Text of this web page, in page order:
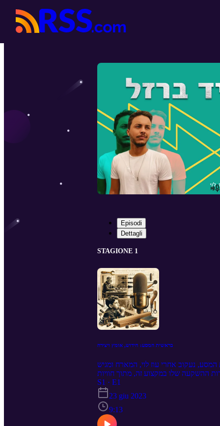
Episodi
Dettagli
STAGIONE 1
בראשית המסע: חידוש, אומץ ויצירה
נעקוב אחרי עוז לוי, המארח ומגיש
ההשקעה שלו במקצוע זה, מתוך חוויות
למסע בפועל ונתרגש יחד עם עוז בחקירה
שלנו. בפיילוט זה, נערך סיבוב ראשון
S1 · E1
23 giu 2023
9:13